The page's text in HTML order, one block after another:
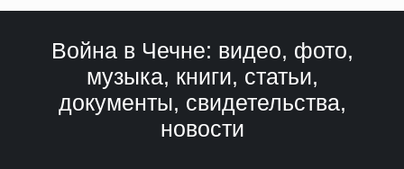
Война в Чечне: видео, фото,
музыка, книги, статьи,
документы, свидетельства,
новости